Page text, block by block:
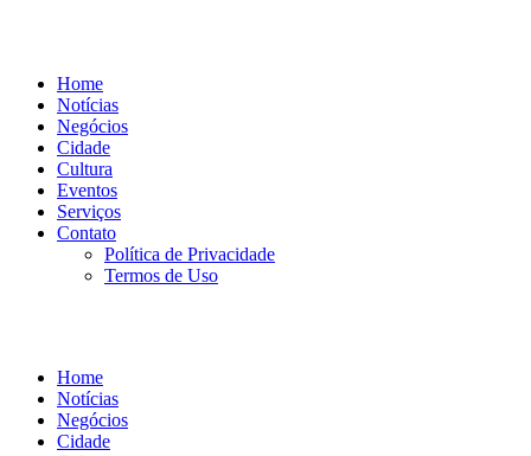
Home
Notícias
Negócios
Cidade
Cultura
Eventos
Serviços
Contato
Política de Privacidade
Termos de Uso
Home
Notícias
Negócios
Cidade